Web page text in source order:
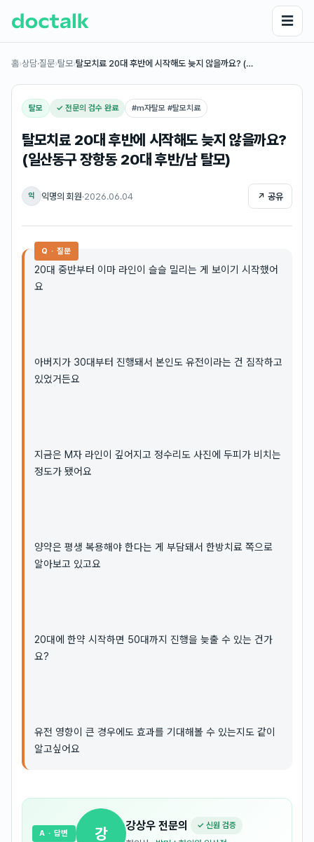
☰
홈›상담·질문›탈모›탈모치료 20대 후반에 시작해도 늦지 않을까요? (…
탈모 ✓ 전문의 검수 완료 #m자탈모 #탈모치료
탈모치료 20대 후반에 시작해도 늦지 않을까요?
(일산동구 장항동 20대 후반/남 탈모)
익 익명의 회원·2026.06.04 ↗ 공유
Q · 질문
20대 중반부터 이마 라인이 슬슬 밀리는 게 보이기 시작했어
요
아버지가 30대부터 진행돼서 본인도 유전이라는 건 짐작하고
있었거든요
지금은 M자 라인이 깊어지고 정수리도 사진에 두피가 비치는
정도가 됐어요
양약은 평생 복용해야 한다는 게 부담돼서 한방치료 쪽으로
알아보고 있고요
20대에 한약 시작하면 50대까지 진행을 늦출 수 있는 건가
요?
유전 영향이 큰 경우에도 효과를 기대해볼 수 있는지도 같이
알고싶어요
강 강상우 전문의 ✓ 신원 검증
A · 답변